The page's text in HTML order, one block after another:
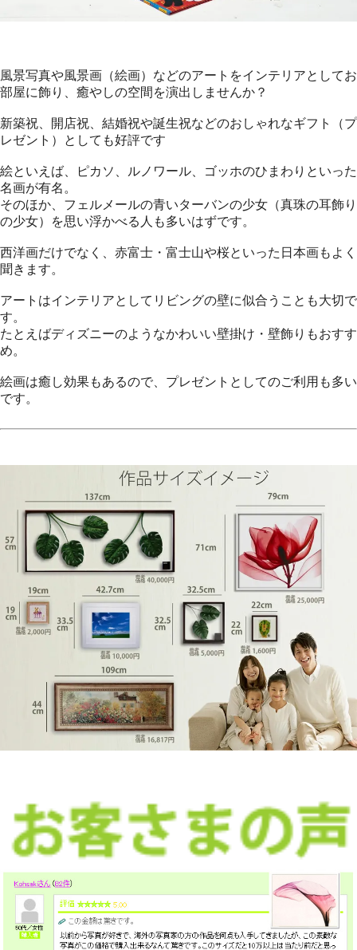
風景写真や風景画（絵画）などのアートをインテリアとしてお
部屋に飾り、癒やしの空間を演出しませんか？
新築祝、開店祝、結婚祝や誕生祝などのおしゃれなギフト（プ
レゼント）としても好評です
絵といえば、ピカソ、ルノワール、ゴッホのひまわりといった
名画が有名。
そのほか、フェルメールの青いターバンの少女（真珠の耳飾り
の少女）を思い浮かべる人も多いはずです。
西洋画だけでなく、赤富士・富士山や桜といった日本画もよく
聞きます。
アートはインテリアとしてリビングの壁に似合うことも大切で
す。
たとえばディズニーのようなかわいい壁掛け・壁飾りもおすす
め。
絵画は癒し効果もあるので、プレゼントとしてのご利用も多い
です。